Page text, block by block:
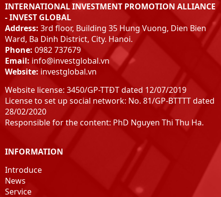
INTERNATIONAL INVESTMENT PROMOTION ALLIANCE
- INVEST GLOBAL
Address: 3rd floor, Building 35 Hung Vuong, Dien Bien
Ward, Ba Dinh District, City. Hanoi.
Phone: 0982 737679
Email: info@investglobal.vn
Website: investglobal.vn
Website license: 3450/GP-TTĐT dated 12/07/2019
License to set up social network: No. 81/GP-BTTTT dated
28/02/2020
Responsible for the content: PhD Nguyen Thi Thu Ha.
INFORMATION
Introduce
News
Service